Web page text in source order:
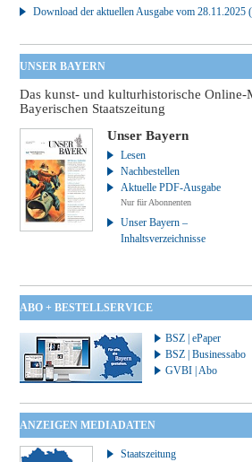
Download der aktuellen Ausgabe vom
UNSER BAYERN
Das kunst- und kulturhistorische Online-
Bayerischen Staatszeitung
Unser Bayern
Lesen
Nachbestellen
Aktuelle PDF-Ausgabe
Nur für Abonnenten
Unser Bayern –
Inhaltsverzeichnisse
ABO + BESTELLSERVICE
BSZ | ePaper
BSZ | Businessabo
GVBI | Abo
ANZEIGEN MEDIADATEN
Staatszeitung